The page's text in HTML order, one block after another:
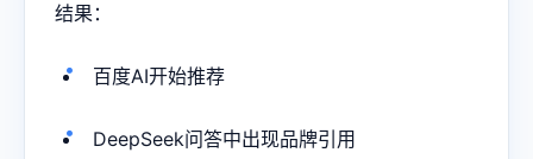
结果：
百度AI开始推荐
DeepSeek问答中出现品牌引用